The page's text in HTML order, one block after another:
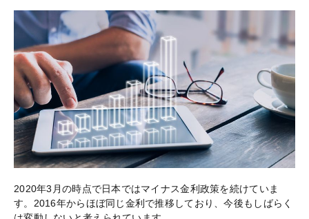
2020年3月の時点で日本ではマイナス金利政策を続けていま
す。2016年からほぼ同じ金利で推移しており、今後もしばらく